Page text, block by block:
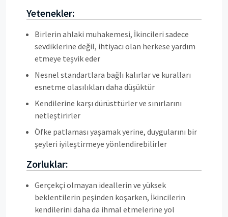
Yetenekler:
Birlerin ahlaki muhakemesi, İkincileri sadece
sevdiklerine değil, ihtiyacı olan herkese yardım
etmeye teşvik eder
Nesnel standartlara bağlı kalırlar ve kuralları
esnetme olasılıkları daha düşüktür
Kendilerine karşı dürüsttürler ve sınırlarını
netleştirirler
Öfke patlaması yaşamak yerine, duygularını bir
şeyleri iyileştirmeye yönlendirebilirler
Zorluklar:
Gerçekçi olmayan ideallerin ve yüksek
beklentilerin peşinden koşarken, İkincilerin
kendilerini daha da ihmal etmelerine yol